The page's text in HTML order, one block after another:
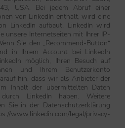
USA. Bei jedem Abruf einer
von LinkedIn enthält, wird eine
LinkedIn aufbaut. LinkedIn wird
unsere Internetseiten mit Ihrer IP-
Sie den „Recommend-Button“
in Ihrem Account bei LinkedIn
möglich, Ihren Besuch auf
und Ihrem Benutzerkonto
hin, dass wir als Anbieter der
Inhalt der übermittelten Daten
LinkedIn haben. Weitere
Sie in der Datenschutzerklärung
www.linkedin.com/legal/privacy-